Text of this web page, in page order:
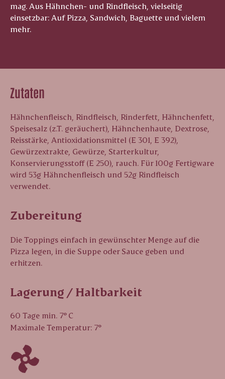
mag. Aus Hähnchen- und Rindfleisch, vielseitig
einsetzbar: Auf Pizza, Sandwich, Baguette und vielem
mehr.
Zutaten
Hähnchenfleisch, Rindfleisch, Rinderfett, Hähnchenfett,
Speisesalz (z.T. geräuchert), Hähnchenhaute, Dextrose,
Reisstärke, Antioxidationsmittel (E 301, E 392),
Gewürzextrakte, Gewürze, Starterkultur,
Konservierungsstoff (E 250), rauch. Für 100g Fertigware
wird 53g Hähnchenfleisch und 52g Rindfleisch
verwendet.
Zubereitung
Die Toppings einfach in gewünschter Menge auf die
Pizza legen, in die Suppe oder Sauce geben und
erhitzen.
Lagerung / Haltbarkeit
60 Tage min. 7° C
Maximale Temperatur: 7°